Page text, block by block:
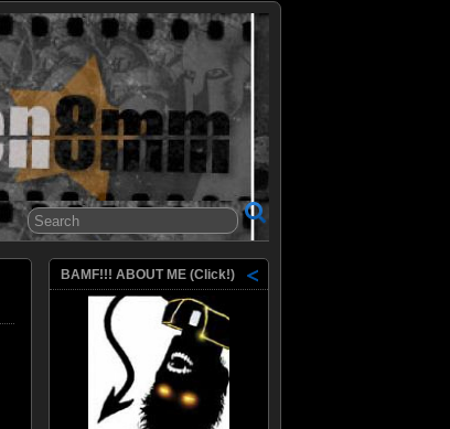
BAMF!!! ABOUT ME (Click!)